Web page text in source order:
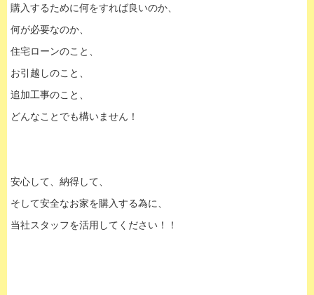
購入するために何をすれば良いのか、
何が必要なのか、
住宅ローンのこと、
お引越しのこと、
追加工事のこと、
どんなことでも構いません！
安心して、納得して、
そして安全なお家を購入する為に、
当社スタッフを活用してください！！